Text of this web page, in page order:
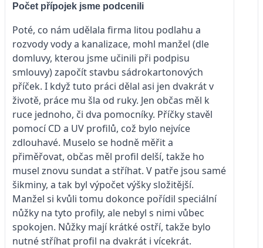
Počet přípojek jsme podcenili
Poté, co nám udělala firma litou podlahu a
rozvody vody a kanalizace, mohl manžel (dle
domluvy, kterou jsme učinili při podpisu
smlouvy) započít stavbu sádrokartonových
příček. I když tuto práci dělal asi jen dvakrát v
životě, práce mu šla od ruky. Jen občas měl k
ruce jednoho, či dva pomocníky. Příčky stavěl
pomocí CD a UV profilů, což bylo nejvíce
zdlouhavé. Muselo se hodně měřit a
přiměřovat, občas měl profil delší, takže ho
musel znovu sundat a stříhat. V patře jsou samé
šikminy, a tak byl výpočet výšky složitější.
Manžel si kvůli tomu dokonce pořídil speciální
nůžky na tyto profily, ale nebyl s nimi vůbec
spokojen. Nůžky mají krátké ostří, takže bylo
nutné stříhat profil na dvakrát i vícekrát.